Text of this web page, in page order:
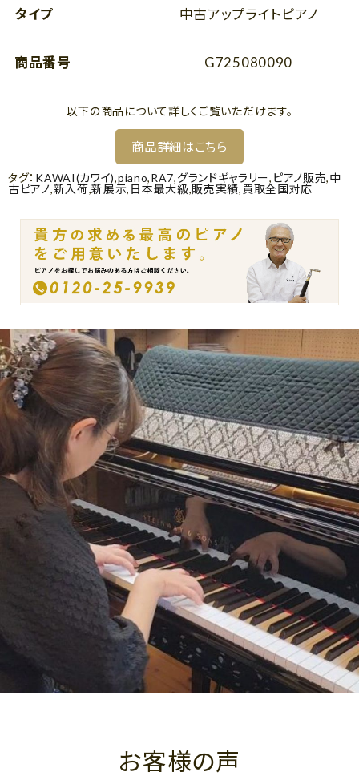
タイプ 中古アップライトピアノ
商品番号 G725080090
以下の商品について詳しくご覧いただけます。
商品詳細はこちら
タグ： KAWAI(カワイ),piano,RA7,グランドギャラリー, ピアノ販売,中
古ピアノ,新入荷,新展示, 日本最大級,販売実績, 買取全国対応
お客様の声